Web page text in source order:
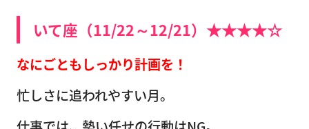
いて座（11/22～12/21）★★★★☆
なにごともしっかり計画を！
忙しさに追われやすい月。